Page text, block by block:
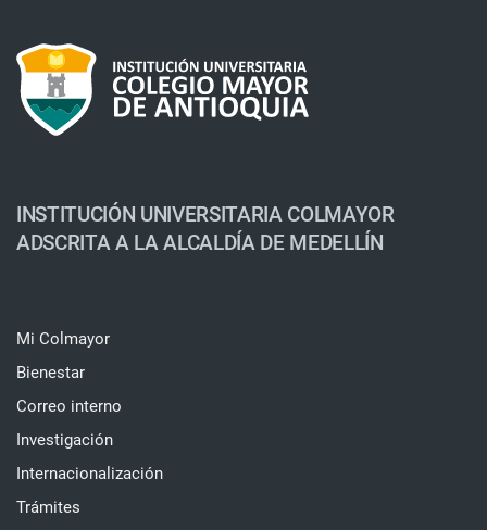
INSTITUCIÓN UNIVERSITARIA COLMAYOR
ADSCRITA A LA ALCALDÍA DE MEDELLÍN
Mi Colmayor
Bienestar
Correo interno
Investigación
Internacionalización
Trámites